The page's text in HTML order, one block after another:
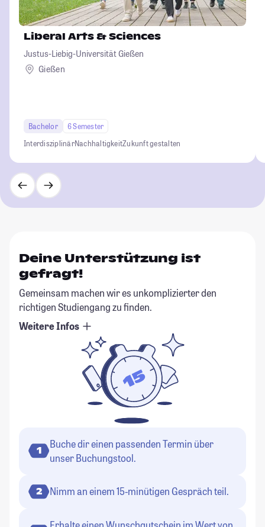
Liberal Arts & Sciences
Justus-Liebig-Universität Gießen
Gießen
Bachelor
6 Semester
InterdisziplinärNachhaltigkeitZukunft gestalten
Deine Unterstützung ist
gefragt!
Gemeinsam machen wir es unkomplizierter den
richtigen Studiengang zu finden.
Weitere Infos
1
Buche dir einen passenden Termin über
unser Buchungstool.
2 Nimm an einem 15-minütigen Gespräch teil.